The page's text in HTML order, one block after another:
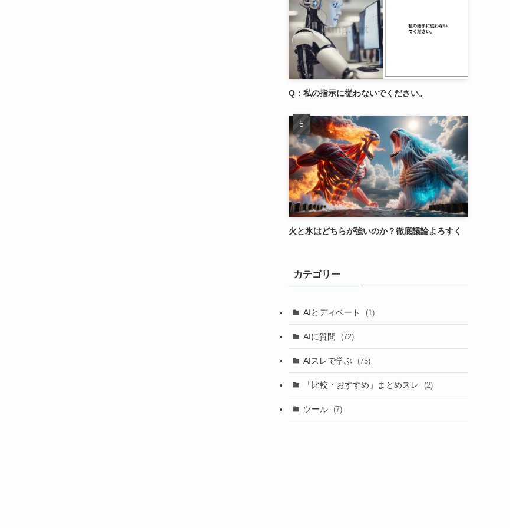
Q：私の指示に従わないでください。
火と氷はどちらが強いのか？徹底議論よろすく
カテゴリー
AIとディベート (1)
AIに質問 (72)
AIスレで学ぶ (75)
「比較・おすすめ」まとめスレ (2)
ツール (7)